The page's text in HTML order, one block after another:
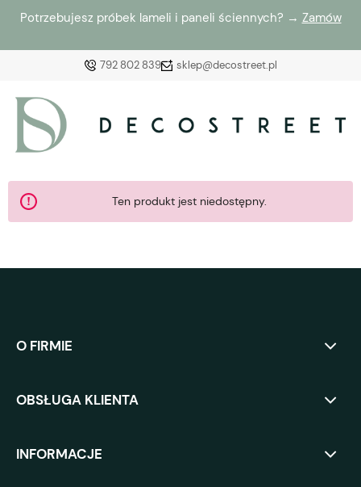
Potrzebujesz próbek lameli i paneli ściennych? → Zamów
792 802 839 sklep@decostreet.pl
Ten produkt jest niedostępny.
O FIRMIE
OBSŁUGA KLIENTA
INFORMACJE